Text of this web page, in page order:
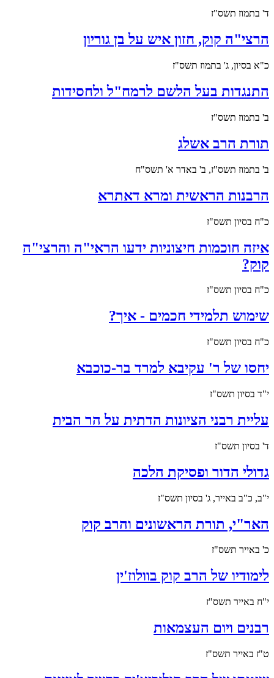
ד' בתמוז תשס"ז
הרצי"ה קוק, חזון איש על בן גוריון
כ"א בסיון, ג' בתמוז תשס"ז
התנגדות בעל הלשם לרמח"ל ולחסידות
ב' בתמוז תשס"ז
תורת הרב אשלג
ב' בתמוז תשס"ז, ב' באדר א' תשס"ח
הרבנות הראשית ומרא דאתרא
כ"ח בסיון תשס"ז
איזה חוכמות חיצוניות ידעו הראי"ה והרצי"ה
קוק?
כ"ח בסיון תשס"ז
שימוש תלמידי חכמים - איך?
כ"ח בסיון תשס"ז
יחסו של ר' עקיבא למרד בר-כוכבא
י"ד בסיון תשס"ז
עליית רבני הציונות הדתית על הר הבית
ד' בסיון תשס"ז
גדולי הדור ופסיקת הלכה
י"ב, כ"ב באייר, ג' בסיון תשס"ז
האר"י, תורת הראשונים והרב קוק
כ' באייר תשס"ז
לימודיו של הרב קוק בוולוז'ין
י"ח באייר תשס"ז
רבנים ויום העצמאות
ט"ז באייר תשס"ז